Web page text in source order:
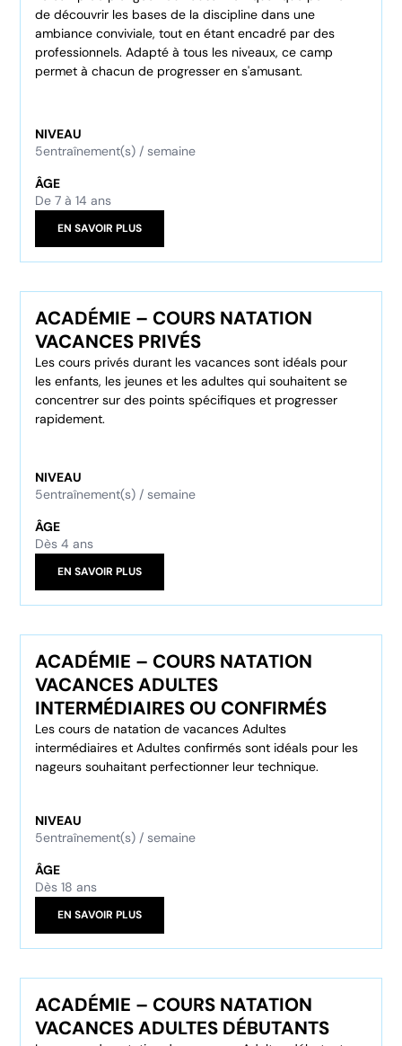
de découvrir les bases de la discipline dans une
ambiance conviviale, tout en étant encadré par des
professionnels. Adapté à tous les niveaux, ce camp
permet à chacun de progresser en s'amusant.
NIVEAU
5entraînement(s) / semaine
ÂGE
De 7 à 14 ans
EN SAVOIR PLUS
ACADÉMIE – COURS NATATION
VACANCES PRIVÉS
Les cours privés durant les vacances sont idéals pour
les enfants, les jeunes et les adultes qui souhaitent se
concentrer sur des points spécifiques et progresser
rapidement.
NIVEAU
5entraînement(s) / semaine
ÂGE
Dès 4 ans
EN SAVOIR PLUS
ACADÉMIE – COURS NATATION
VACANCES ADULTES
INTERMÉDIAIRES OU CONFIRMÉS
Les cours de natation de vacances Adultes
intermédiaires et Adultes confirmés sont idéals pour les
nageurs souhaitant perfectionner leur technique.
NIVEAU
5entraînement(s) / semaine
ÂGE
Dès 18 ans
EN SAVOIR PLUS
ACADÉMIE – COURS NATATION
VACANCES ADULTES DÉBUTANTS